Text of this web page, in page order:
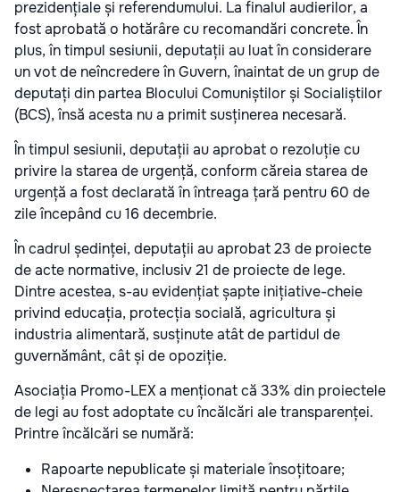
prezidențiale și referendumului. La finalul audierilor, a
fost aprobată o hotărâre cu recomandări concrete. În
plus, în timpul sesiunii, deputații au luat în considerare
un vot de neîncredere în Guvern, înaintat de un grup de
deputați din partea Blocului Comuniștilor și Socialiștilor
(BCS), însă acesta nu a primit susținerea necesară.
În timpul sesiunii, deputații au aprobat o rezoluție cu
privire la starea de urgență, conform căreia starea de
urgență a fost declarată în întreaga țară pentru 60 de
zile începând cu 16 decembrie.
În cadrul ședinței, deputații au aprobat 23 de proiecte
de acte normative, inclusiv 21 de proiecte de lege.
Dintre acestea, s-au evidențiat șapte inițiative-cheie
privind educația, protecția socială, agricultura și
industria alimentară, susținute atât de partidul de
guvernământ, cât și de opoziție.
Asociația Promo-LEX a menționat că 33% din proiectele
de legi au fost adoptate cu încălcări ale transparenței.
Printre încălcări se numără:
Rapoarte nepublicate și materiale însoțitoare;